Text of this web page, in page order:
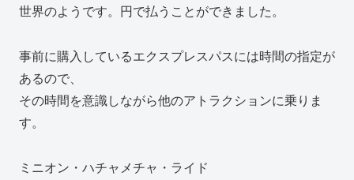
世界のようです。円で払うことができました。
事前に購入しているエクスプレスパスには時間の指定が
あるので、
その時間を意識しながら他のアトラクションに乗りま
す。
ミニオン・ハチャメチャ・ライド